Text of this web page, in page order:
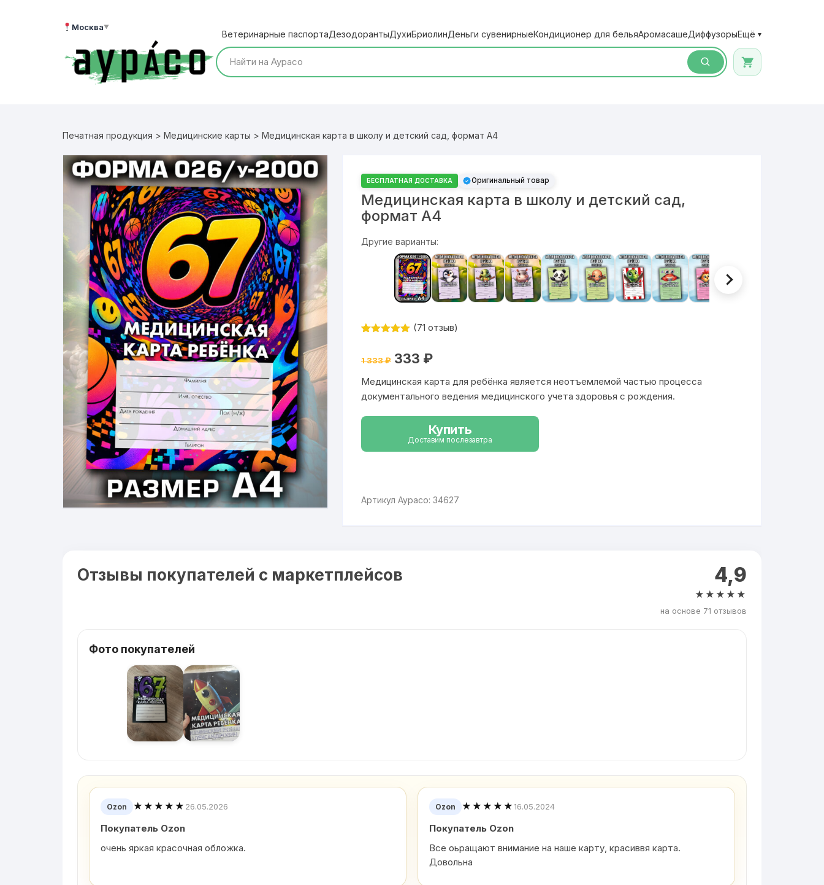
Москва▼
Ветеринарные паспортаДезодорантыДухиБриолинДеньги сувенирныеКондиционер для бельяАромасашеДиффузорыЕщё ▾
Печатная продукция > Медицинские карты > Медицинская карта в школу и детский сад, формат А4
БЕСПЛАТНАЯ ДОСТАВКА Оригинальный товар
Медицинская карта в школу и детский сад,
формат А4
Другие варианты:
на основе
пользовател
я
(71 отзыв)
1 333₽ Первоначальная
цена
1
333 ₽.
333 ₽Текущая
Медицинская карта для ребёнка является неотъемлемой частью процесса
документального ведения медицинского учета здоровья с рождения.
Купить
Доставим послезавтра
Артикул Аурасо: 34627
Отзывы покупателей с маркетплейсов 4,9
★★★★★
на основе 71 отзывов
Фото покупателей
Ozon ★★★★★ 26.05.2026
Покупатель Ozon
очень яркая красочная обложка.
Ozon ★★★★★16.05.2024
Покупатель Ozon
Все оьращают внимание на наше карту, красиввя карта.
Довольна